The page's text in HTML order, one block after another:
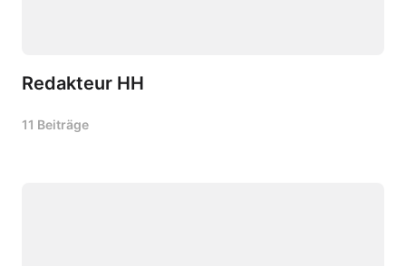
Redakteur HH
11 Beiträge